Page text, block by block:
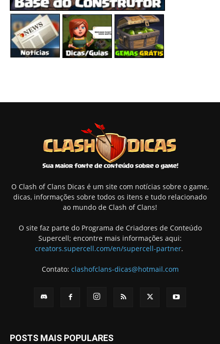
O Clash of Clans Dicas é um site com notícias sobre o game,
dicas, informações sobre todos os itens e tudo relacionado
ao mundo de Clash of Clans!
O site faz parte do Programa de Criadores de Conteúdo
Supercell; encontre mais informações aqui:
creators.supercell.com/en/supercell-partner.
Contato: clashofclans-dicas@hotmail.com
POSTS MAIS POPULARES